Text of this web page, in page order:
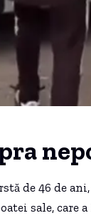
de 46 de
sale, care a